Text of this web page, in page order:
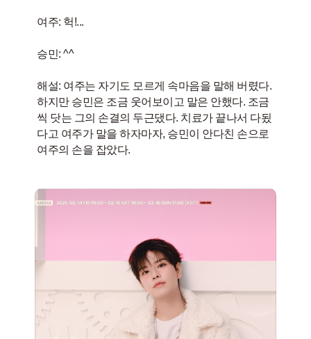
여주: 헉!...
승민: ^^
해설: 여주는 자기도 모르게 속마음을 말해 버렸다.
하지만 승민은 조금 웃어보이고 말은 안했다. 조금
씩 닷는 그의 손결의 두근댔다. 치료가 끝나서 다됬
다고 여주가 말을 하자마자, 승민이 안다친 손으로
여주의 손을 잡았다.